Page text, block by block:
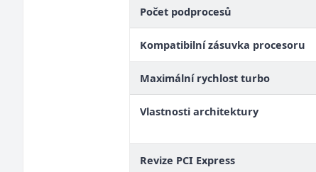
Počet podprocesů
Kompatibilní zásuvka procesoru
Maximální rychlost turbo
Vlastnosti architektury
Revize PCI Express